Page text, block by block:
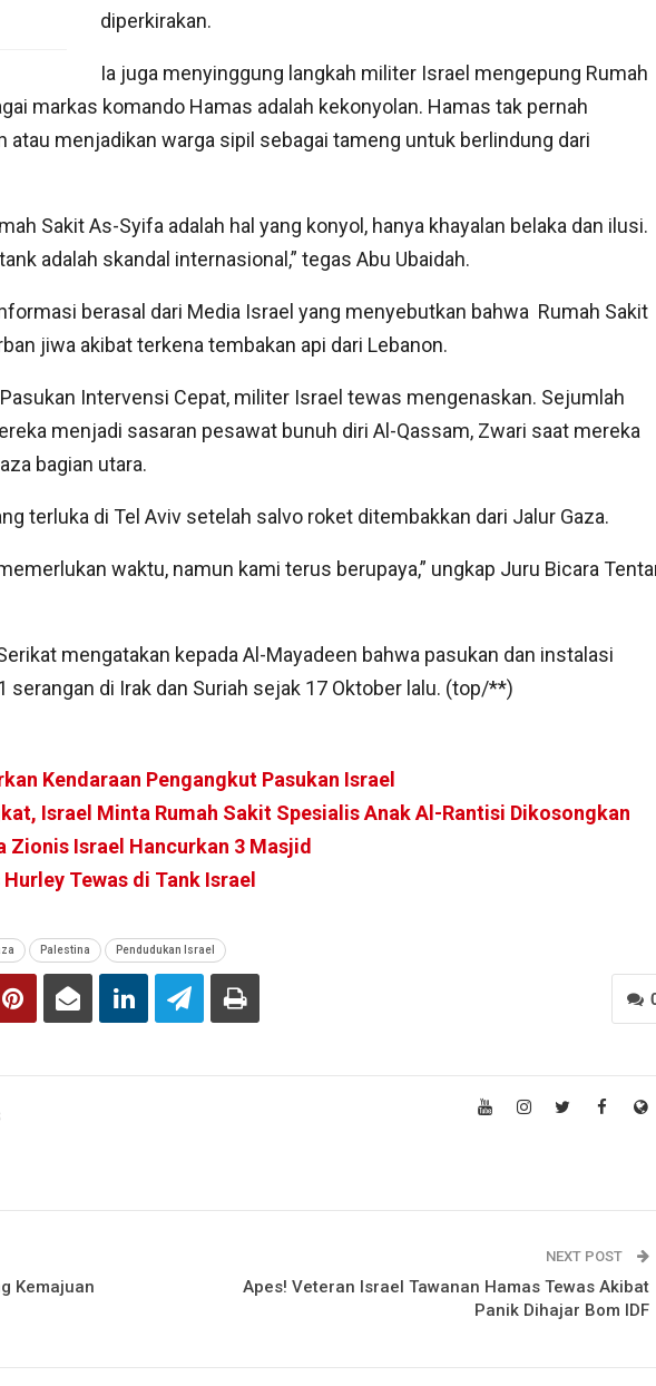
diperkirakan.
Ia juga menyinggung langkah militer Israel mengepung Rumah
markas komando Hamas adalah kekonyolan. Hamas tak pernah
menjadikan warga sipil sebagai tameng untuk berlindung dari
Sakit As-Syifa adalah hal yang konyol, hanya khayalan belaka dan ilusi.
adalah skandal internasional,” tegas Abu Ubaidah.
berasal dari Media Israel yang menyebutkan bahwa Rumah Sakit
jiwa akibat terkena tembakan api dari Lebanon.
Pasukan Intervensi Cepat, militer Israel tewas mengenaskan. Sejumlah
menjadi sasaran pesawat bunuh diri Al-Qassam, Zwari saat mereka
bagian utara.
terluka di Tel Aviv setelah salvo roket ditembakkan dari Jalur Gaza.
waktu, namun kami terus berupaya,” ungkap Juru Bicara
mengatakan kepada Al-Mayadeen bahwa pasukan dan instalasi
serangan di Irak dan Suriah sejak 17 Oktober lalu. (top/**)
Kendaraan Pengangkut Pasukan Israel
Israel Minta Rumah Sakit Spesialis Anak Al-Rantisi Dikosongkan
Zionis Israel Hancurkan 3 Masjid
Tewas di Tank Israel
Palestina Pendudukan Israel
Kemajuan
NEXT POST
Apes! Veteran Israel Tawanan Hamas Tewas Akibat
Panik Dihajar Bom IDF